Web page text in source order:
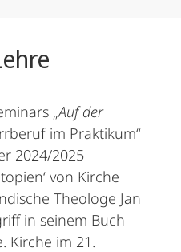
„Auf der
im Praktikum“
2024/2025
von Kirche
Theologe Jan
in seinem Buch
Kirche im 21.